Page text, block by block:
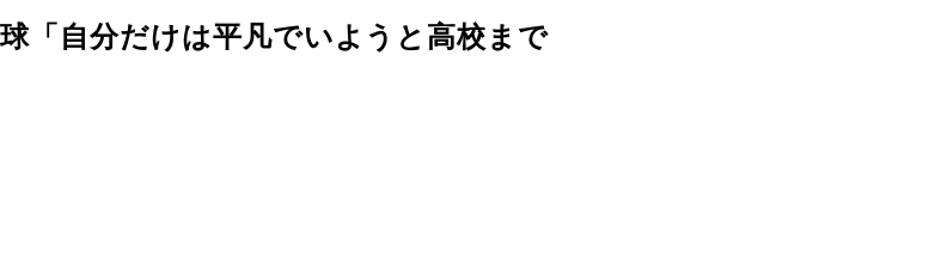
「自分だけは平凡でいようと高校まで